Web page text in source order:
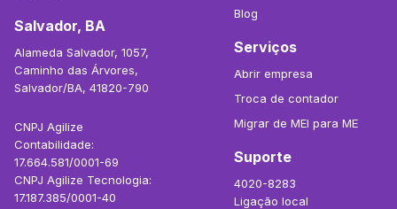
Salvador, BA
Alameda Salvador, 1057,
Caminho das Árvores,
Salvador/BA, 41820-790
CNPJ Agilize
Contabilidade:
17.664.581/0001-69
CNPJ Agilize Tecnologia:
17.187.385/0001-40
Blog
Serviços
Abrir empresa
Troca de contador
Migrar de MEI para ME
Suporte
4020-8283
Ligação local